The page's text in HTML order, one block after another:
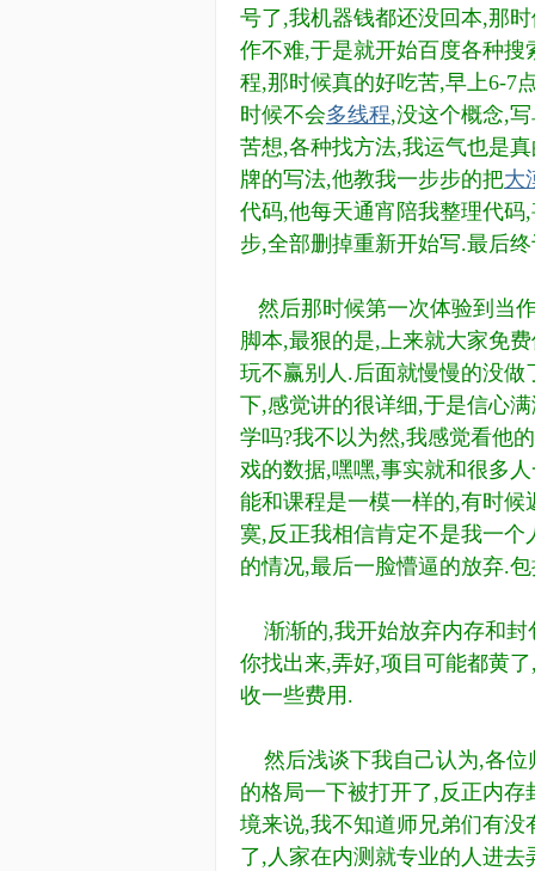
号了,我机器钱都还没回本,那
作不难,于是就开始百度各种
程,那时候真的好吃苦,早上6-7
时候不会多线程,没这个概念,
苦想,各种找方法,我运气也是
牌的写法,他教我一步步的把大
代码,他每天通宵陪我整理代
步,全部删掉重新开始写.最后
然后那时候第一次体验到当
脚本,最狠的是,上来就大家免
玩不赢别人.后面就慢慢的没
下,感觉讲的很详细,于是信心
学吗?我不以为然,我感觉看他
戏的数据,嘿嘿,事实就和很多
能和课程是一模一样的,有时
寞,反正我相信肯定不是我一
的情况,最后一脸懵逼的放弃.
渐渐的,我开始放弃内存和封
你找出来,弄好,项目可能都黄
收一些费用.
然后浅谈下我自己认为,各位
的格局一下被打开了,反正内
境来说,我不知道师兄弟们有
了,人家在内测就专业的人进